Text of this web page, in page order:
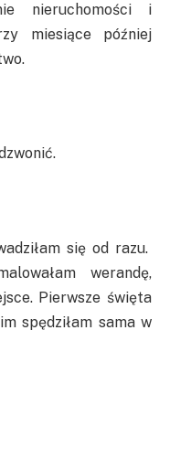
nieruchomości i
miesiące później
się od razu.
werandę,
Pierwsze święta
spędziłam sama w